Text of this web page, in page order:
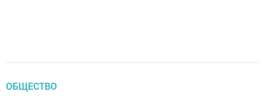
ОБЩЕСТВО